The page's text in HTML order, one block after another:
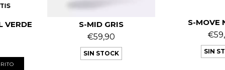
VERDE
S-MID GRIS
€59,90
SIN STOCK
S-MOVE
SIN